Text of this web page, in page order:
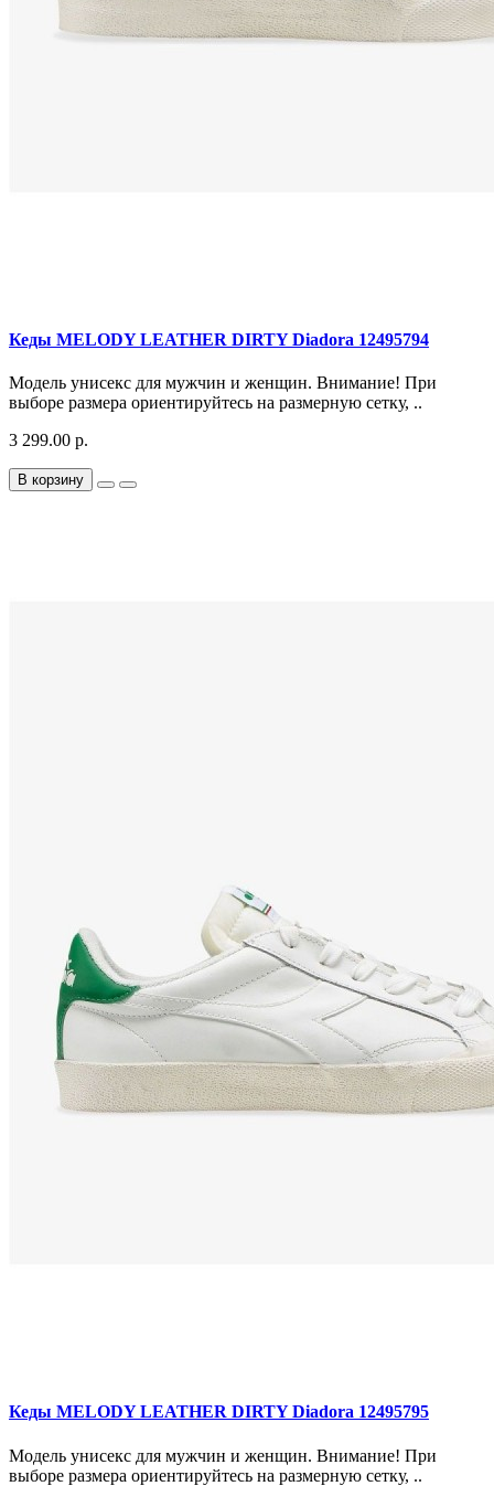
Кеды MELODY LEATHER DIRTY Diadora 12495794
Модель унисекс для мужчин и женщин. Внимание! При
выборе размера ориентируйтесь на размерную сетку, ..
3 299.00 р.
В корзину
Кеды MELODY LEATHER DIRTY Diadora 12495795
Модель унисекс для мужчин и женщин. Внимание! При
выборе размера ориентируйтесь на размерную сетку, ..